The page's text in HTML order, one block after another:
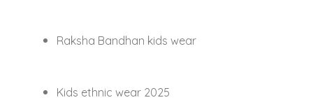
Raksha Bandhan kids wear
Kids ethnic wear 2025